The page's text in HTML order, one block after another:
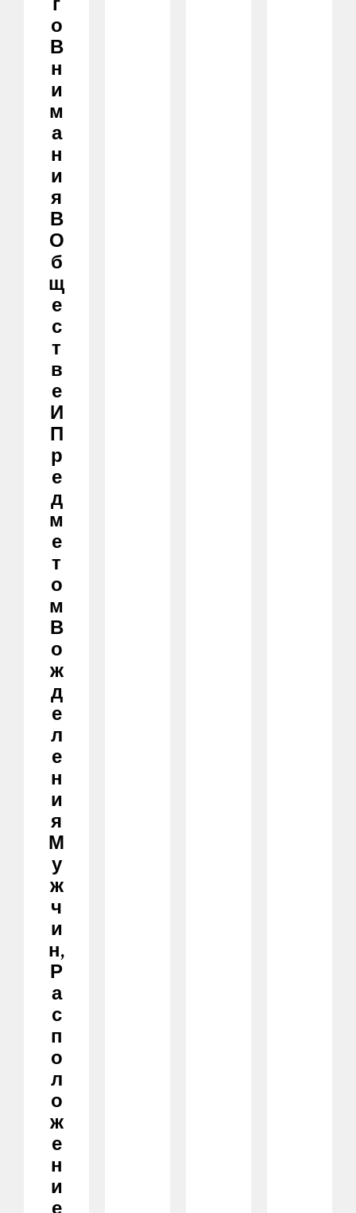
О
В
Н
И
М
А
Н
И
Я
В
О
Б
Щ
Е
С
Т
В
Е
И
П
Р
Е
Д
М
Е
Т
О
М
В
О
Ж
Д
Е
Л
Е
Н
И
Я
М
У
Ж
Ч
И
Н,
Р
А
С
П
О
Л
О
Ж
Е
Н
И